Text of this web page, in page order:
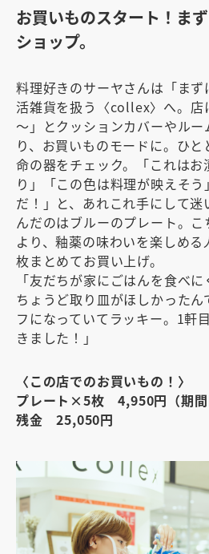
お買いものスタート！ま
ショップ。
料理好きのサーヤさんは「ま
活雑貨を扱う〈collex〉へ。店
～」とクッションカバーやル
り、お買いものモードに。ひ
命の器をチェック。「これは
り」「この色は料理が映えそ
だ！」と、あれこれ手にして
んだのはブルーのプレート。
より、釉薬の味わいを楽しめる
枚まとめてお買い上げ。
「友だちが家にごはんを食べに
ちょうど取り皿がほしかった
フになっていてラッキー。1軒
きました！」
〈この店でのお買いもの！〉
プレート×5枚 4,950円（期間
残金 25,050円